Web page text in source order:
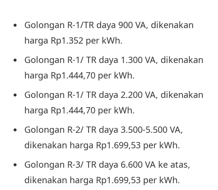
Golongan R-1/TR daya 900 VA, dikenakan
harga Rp1.352 per kWh.
Golongan R-1/ TR daya 1.300 VA, dikenakan
harga Rp1.444,70 per kWh.
Golongan R-1/ TR daya 2.200 VA, dikenakan
harga Rp1.444,70 per kWh.
Golongan R-2/ TR daya 3.500-5.500 VA,
dikenakan harga Rp1.699,53 per kWh.
Golongan R-3/ TR daya 6.600 VA ke atas,
dikenakan harga Rp1.699,53 per kWh.